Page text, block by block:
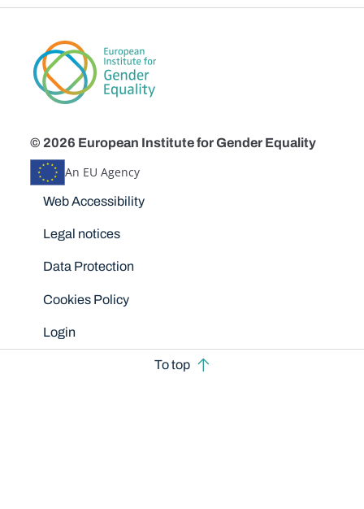
© 2026 European Institute for Gender Equality
An EU Agency
Disclaimers
Web Accessibility
Legal notices
Data Protection
Cookies Policy
Login
To top